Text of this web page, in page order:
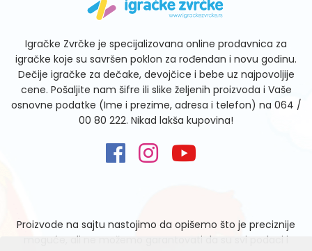
Igračke Zvrčke je specijalizovana online prodavnica za
igračke koje su savršen poklon za rođendan i novu godinu.
Dečije igračke za dečake, devojčice i bebe uz najpovoljije
cene. Pošaljite nam šifre ili slike željenih proizvoda i Vaše
osnovne podatke (Ime i prezime, adresa i telefon) na 064 /
00 80 222. Nikad lakša kupovina!
Proizvode na sajtu nastojimo da opišemo što je preciznije
moguće, ali ne možemo garantovati da su svi podaci i